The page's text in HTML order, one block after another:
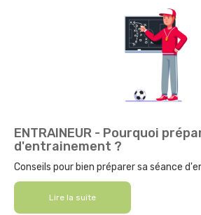
ENTRAINEUR - Pourquoi
d'entrainement ?
Conseils pour bien préparer sa séance
Lire la suite